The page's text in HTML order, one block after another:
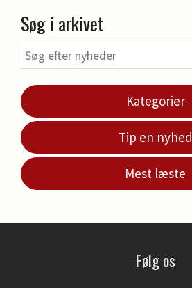
Søg i arkivet
Kategorier
Tip en nyhed
Mest læste
Følg os